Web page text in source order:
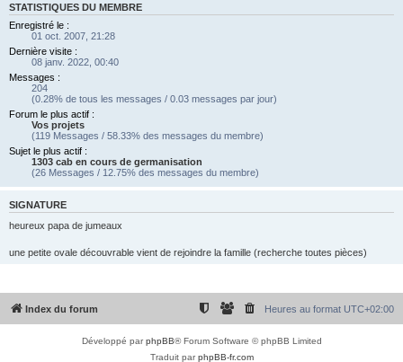
STATISTIQUES DU MEMBRE
Enregistré le :
01 oct. 2007, 21:28
Dernière visite :
08 janv. 2022, 00:40
Messages :
204
(0.28% de tous les messages / 0.03 messages par jour)
Forum le plus actif :
Vos projets
(119 Messages / 58.33% des messages du membre)
Sujet le plus actif :
1303 cab en cours de germanisation
(26 Messages / 12.75% des messages du membre)
SIGNATURE
heureux papa de jumeaux
une petite ovale découvrable vient de rejoindre la famille (recherche toutes pièces)
Index du forum Heures au format UTC+02:00
Développé parphpBB® Forum Software © phpBB Limited
Traduit parphpBB-fr.com